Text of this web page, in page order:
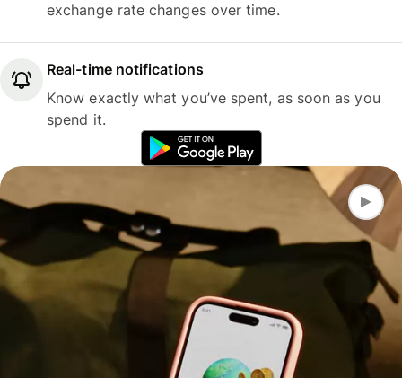
exchange rate changes over time.
Real-time notifications
Know exactly what you’ve spent, as soon as you
spend it.